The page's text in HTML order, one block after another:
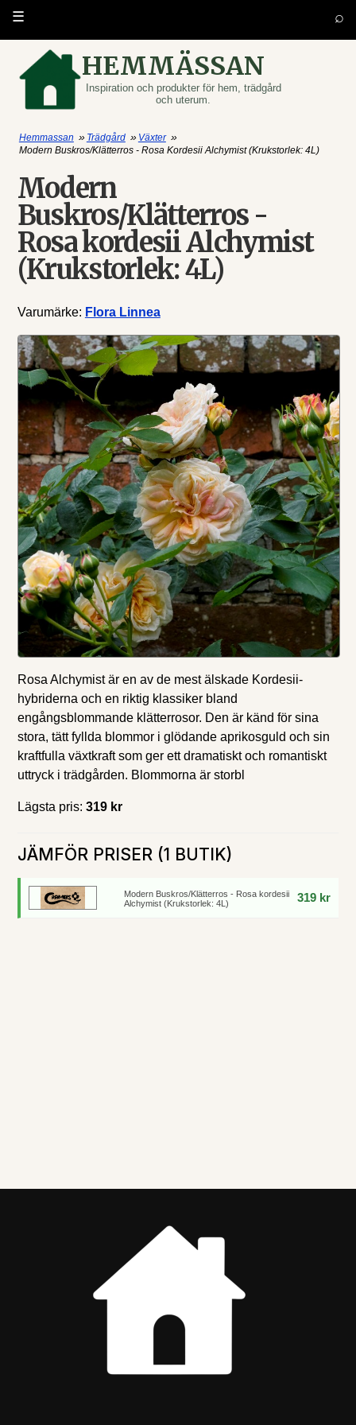
HEMMÄSSAN
Inspiration och produkter för hem, trädgård
och uterum.
☰ ⌕
Hemmassan » Trädgård » Växter »
Modern Buskros/Klätterros - Rosa Kordesii Alchymist (Krukstorlek: 4L)
Modern
Buskros/Klätterros -
Rosa kordesii Alchymist
(Krukstorlek: 4L)
Varumärke: Flora Linnea
Rosa Alchymist är en av de mest älskade Kordesii-
hybriderna och en riktig klassiker bland
engångsblommande klätterrosor. Den är känd för sina
stora, tätt fyllda blommor i glödande aprikosguld och sin
kraftfulla växtkraft som ger ett dramatiskt och romantiskt
uttryck i trädgården. Blommorna är storbl
Lägsta pris: 319 kr
JÄMFÖR PRISER (1 BUTIK)
Modern Buskros/Klätterros - Rosa kordesii
Alchymist (Krukstorlek: 4L)
319 kr